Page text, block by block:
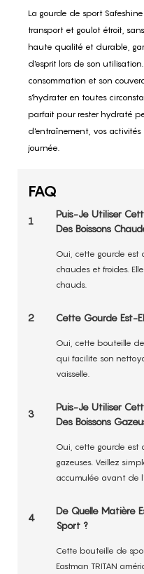
La gourde de sport
transport et goulot étroit,
haute qualité et durable,
d'esprit lors de son
consommation et son
s'hydrater en toutes
parfait pour rester hydraté
d'entraînement, vos
journée.
FAQ
1
Puis-Je Utiliser
Des Boissons
Oui, cette gourde est
chaudes et froides.
chauds.
2 Cette Gourde Est-
Oui, cette bouteille
qui facilite son
vaisselle.
3
Puis-Je Utiliser
Des Boissons
Oui, cette gourde est
gazeuses. Veillez
accumulée avant de
4
De Quelle Matière
Sport ?
Cette bouteille de
Eastman TRITAN